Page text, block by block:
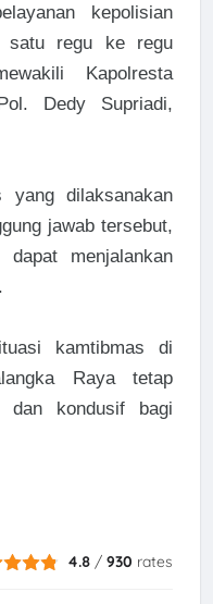
kepolisian
satu regu ke regu
Kapolresta
Dedy Supriadi,
yang dilaksanakan
jawab tersebut,
menjalankan
kamtibmas di
Raya tetap
dan kondusif bagi
4.8 /930 rates